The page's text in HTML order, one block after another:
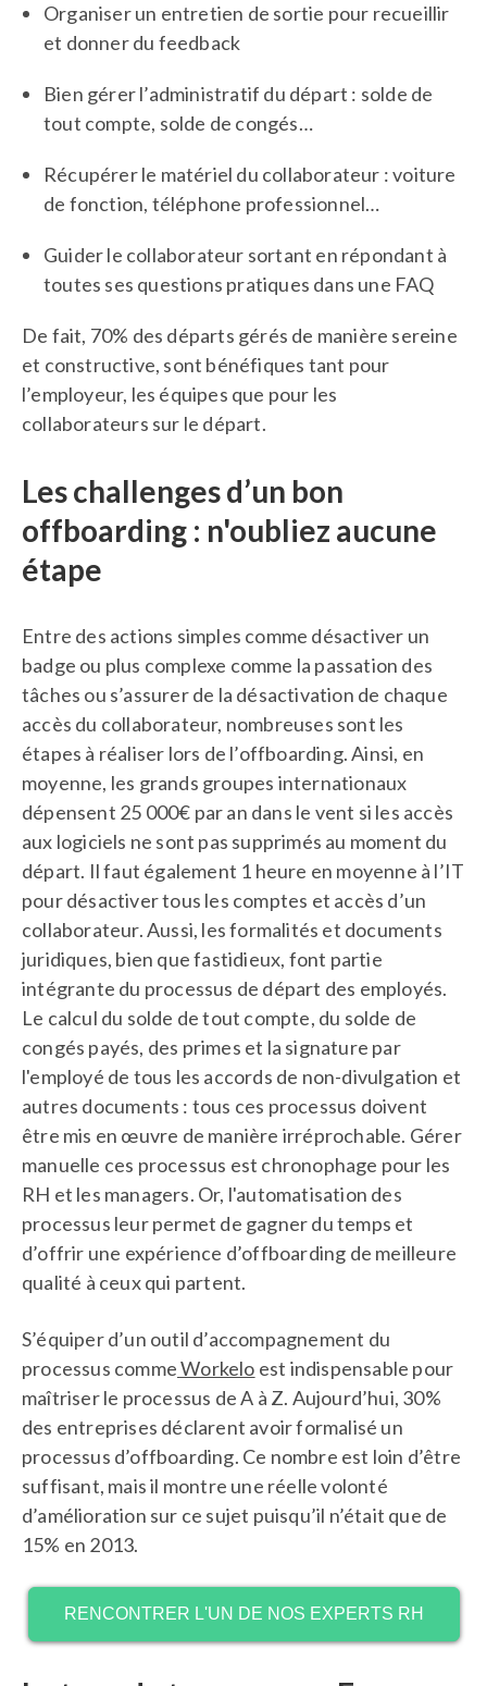
Organiser un entretien de sortie pour recueillir
et donner du feedback
Bien gérer l’administratif du départ : solde de
tout compte, solde de congés…
Récupérer le matériel du collaborateur : voiture
de fonction, téléphone professionnel…
Guider le collaborateur sortant en répondant à
toutes ses questions pratiques dans une FAQ
De fait, 70% des départs gérés de manière sereine
et constructive, sont bénéfiques tant pour
l’employeur, les équipes que pour les
collaborateurs sur le départ.
Les challenges d’un bon
offboarding : n'oubliez aucune
étape
Entre des actions simples comme désactiver un
badge ou plus complexe comme la passation des
tâches ou s’assurer de la désactivation de chaque
accès du collaborateur, nombreuses sont les
étapes à réaliser lors de l’offboarding. Ainsi, en
moyenne, les grands groupes internationaux
dépensent 25 000€ par an dans le vent si les accès
aux logiciels ne sont pas supprimés au moment du
départ. Il faut également 1 heure en moyenne à l’IT
pour désactiver tous les comptes et accès d’un
collaborateur. Aussi, les formalités et documents
juridiques, bien que fastidieux, font partie
intégrante du processus de départ des employés.
Le calcul du solde de tout compte, du solde de
congés payés, des primes et la signature par
l'employé de tous les accords de non-divulgation et
autres documents : tous ces processus doivent
être mis en œuvre de manière irréprochable. Gérer
manuelle ces processus est chronophage pour les
RH et les managers. Or, l'automatisation des
processus leur permet de gagner du temps et
d’offrir une expérience d’offboarding de meilleure
qualité à ceux qui partent.
S’équiper d’un outil d’accompagnement du
processus commeWorkelo est indispensable pour
maîtriser le processus de A à Z. Aujourd’hui, 30%
des entreprises déclarent avoir formalisé un
processus d’offboarding. Ce nombre est loin d’être
suffisant, mais il montre une réelle volonté
d’amélioration sur ce sujet puisqu’il n’était que de
15% en 2013.
RENCONTRER L'UN DE NOS EXPERTS RH